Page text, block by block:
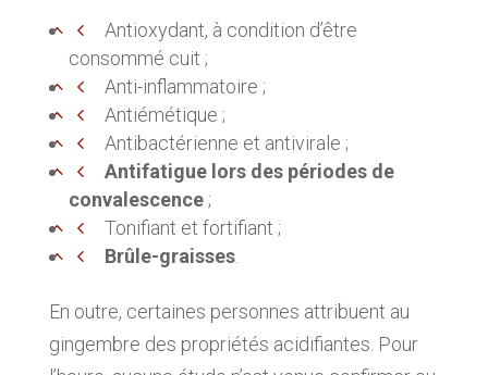
Antioxydant, à condition d’être
consommé cuit ;
Anti-inflammatoire ;
Antiémétique ;
Antibactérienne et antivirale ;
Antifatigue lors des périodes de
convalescence;
Tonifiant et fortifiant ;
Brûle-graisses.
En outre, certaines personnes attribuent au
gingembre des propriétés acidifiantes. Pour